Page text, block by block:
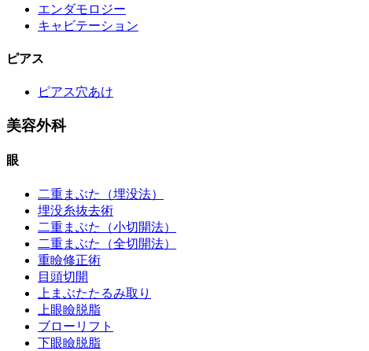
エンダモロジー
キャビテーション
ピアス
ピアス穴あけ
美容外科
眼
二重まぶた（埋没法）
埋没糸抜去術
二重まぶた（小切開法）
二重まぶた（全切開法）
重瞼修正術
目頭切開
上まぶたたるみ取り
上眼瞼脱脂
ブローリフト
下眼瞼脱脂